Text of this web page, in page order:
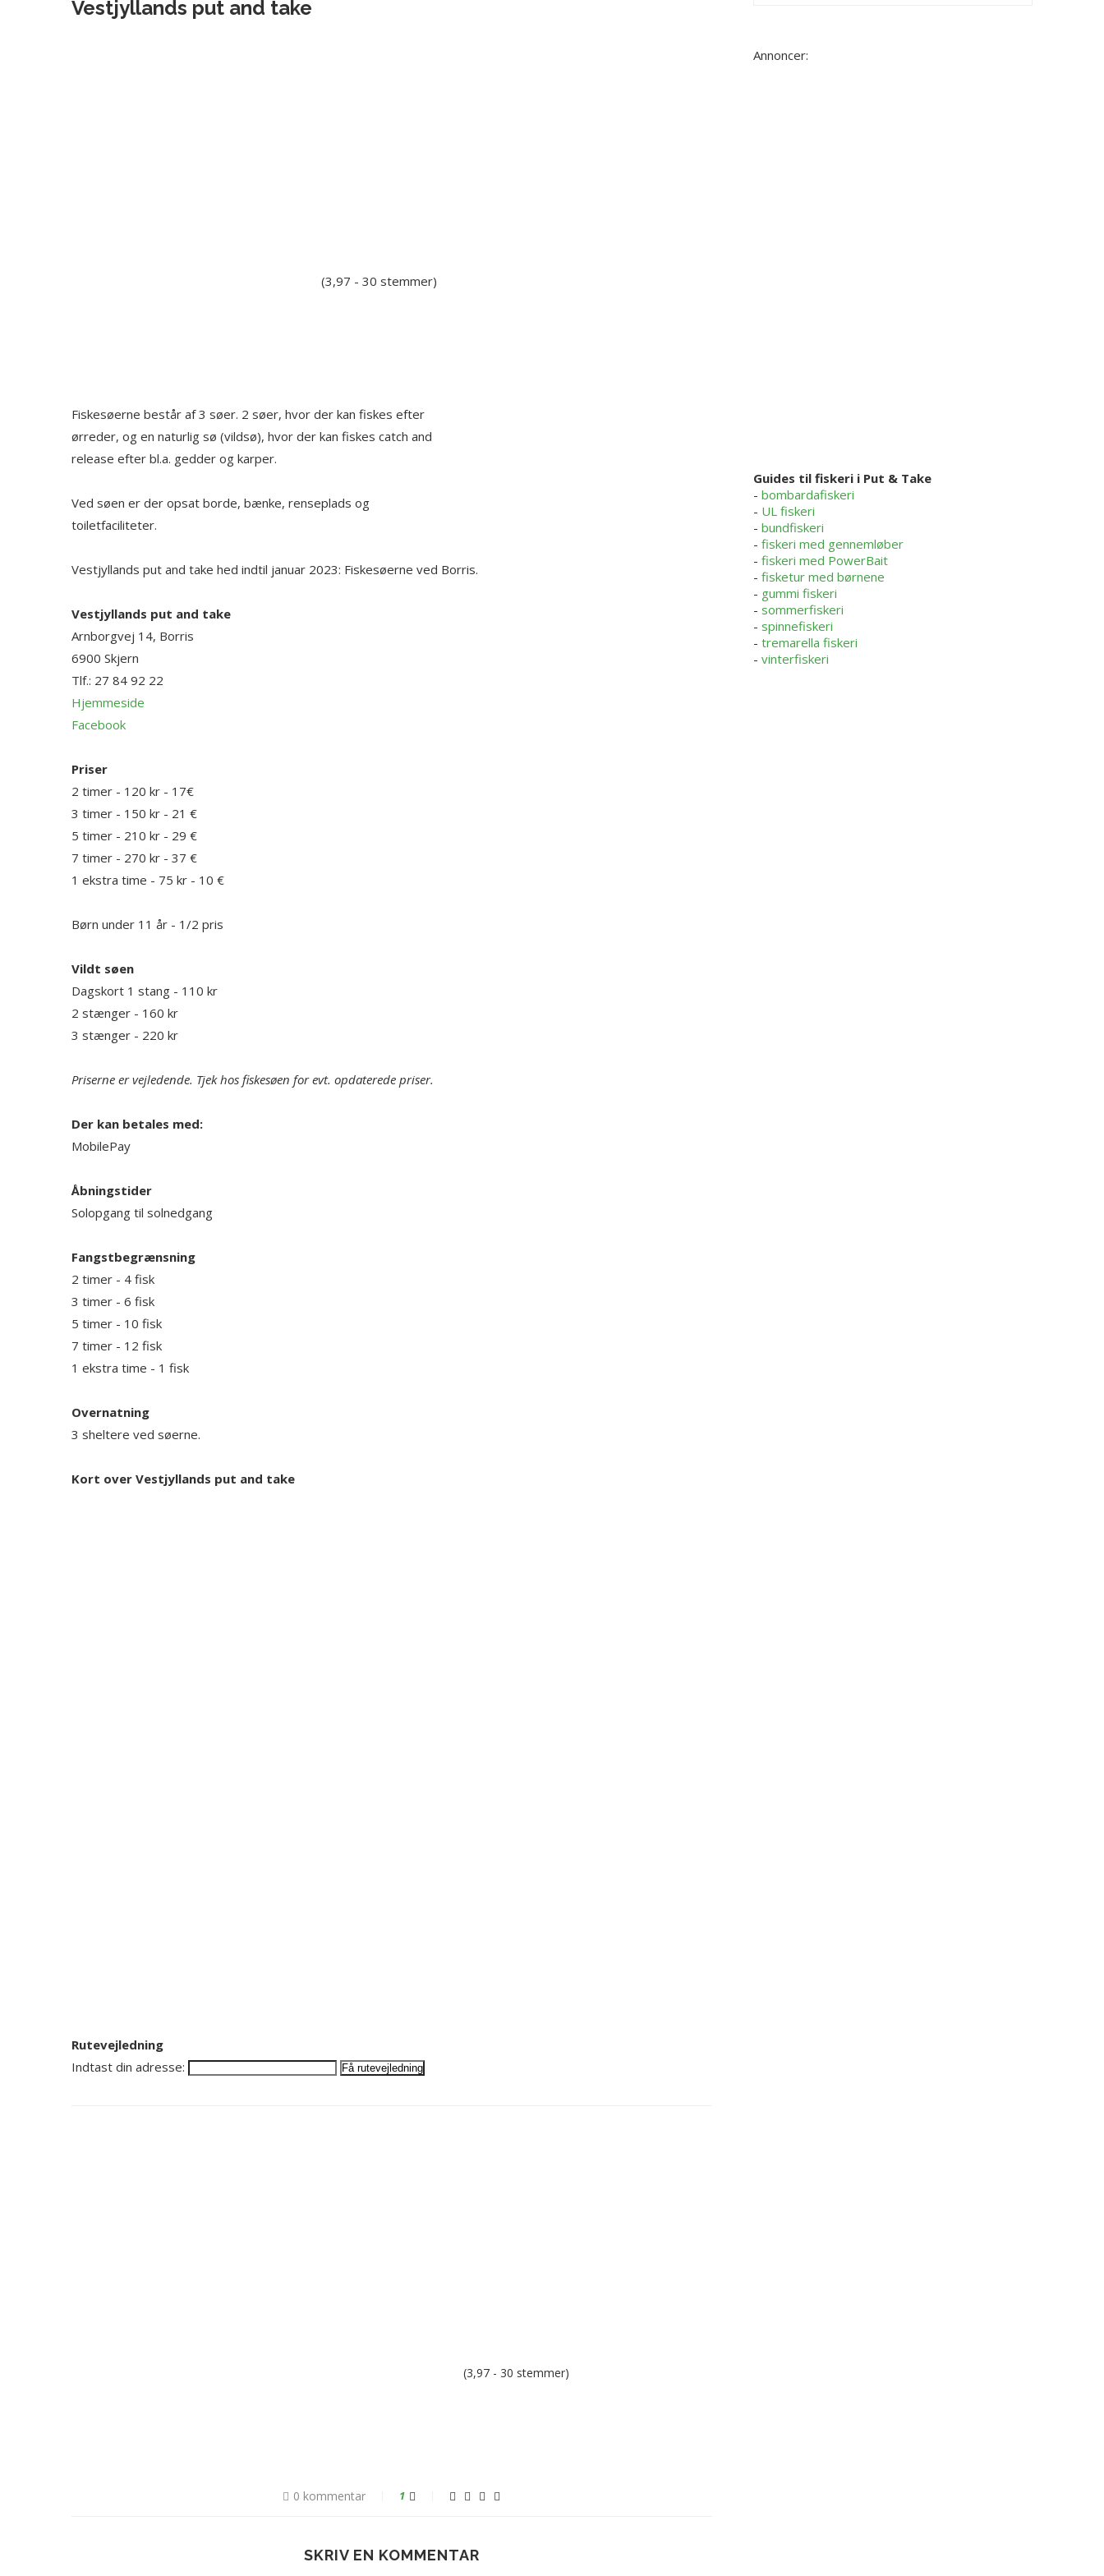
Vestjyllands put and take
(3,97 - 30 stemmer)
Fiskesøerne består af 3 søer. 2 søer, hvor der kan fiskes efter
ørreder, og en naturlig sø (vildsø), hvor der kan fiskes catch and
release efter bl.a. gedder og karper.
Ved søen er der opsat borde, bænke, renseplads og
toiletfaciliteter.
Vestjyllands put and take hed indtil januar 2023: Fiskesøerne ved Borris.
Vestjyllands put and take
Arnborgvej 14, Borris
6900 Skjern
Tlf.: 27 84 92 22
Hjemmeside
Facebook
Priser
2 timer - 120 kr - 17€
3 timer - 150 kr - 21 €
5 timer - 210 kr - 29 €
7 timer - 270 kr - 37 €
1 ekstra time - 75 kr - 10 €
Børn under 11 år - 1/2 pris
Vildt søen
Dagskort 1 stang - 110 kr
2 stænger - 160 kr
3 stænger - 220 kr
Priserne er vejledende. Tjek hos fiskesøen for evt. opdaterede priser.
Der kan betales med:
MobilePay
Åbningstider
Solopgang til solnedgang
Fangstbegrænsning
2 timer - 4 fisk
3 timer - 6 fisk
5 timer - 10 fisk
7 timer - 12 fisk
1 ekstra time - 1 fisk
Overnatning
3 sheltere ved søerne.
Kort over Vestjyllands put and take
Rutevejledning
Indtast din adresse:
(3,97 - 30 stemmer)
0 kommentar 1
SKRIV EN KOMMENTAR
Annoncer:
Guides til fiskeri i Put & Take
- bombardafiskeri
- UL fiskeri
- bundfiskeri
- fiskeri med gennemløber
- fiskeri med PowerBait
- fisketur med børnene
- gummi fiskeri
- sommerfiskeri
- spinnefiskeri
- tremarella fiskeri
- vinterfiskeri